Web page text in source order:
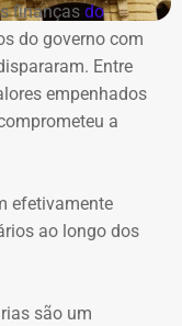
finanças do
do governo com
Entre
empenhados
a
efetivamente
ao longo dos
são um